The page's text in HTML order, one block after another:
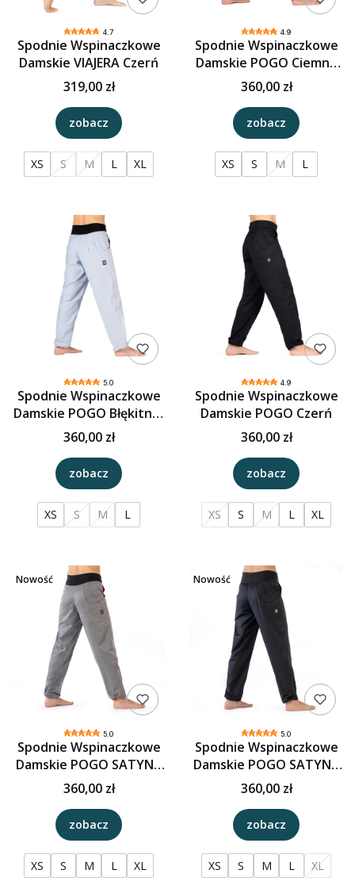
4.7
Spodnie Wspinaczkowe
Damskie VIAJERA Czerń
319,00 zł
zobacz
XS S M L XL
4.9
Spodnie Wspinaczkowe
Damskie POGO Ciemny
Beż
360,00 zł
zobacz
XS S M L
5.0
Spodnie Wspinaczkowe
Damskie POGO Błękitno-
szary
360,00 zł
zobacz
XS S M L
4.9
Spodnie Wspinaczkowe
Damskie POGO Czerń
360,00 zł
zobacz
XS S M L XL
Nowość
5.0
Spodnie Wspinaczkowe
Damskie POGO SATYNA
Stal
360,00 zł
zobacz
XS S M L XL
Nowość
5.0
Spodnie Wspinaczkowe
Damskie POGO SATYNA
Czerń
360,00 zł
zobacz
XS S M L XL